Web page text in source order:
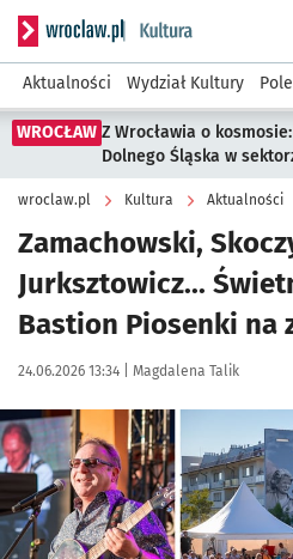
Serwis informacyjny wroclaw.pl
Aktualności Wydział Kultury
WROCŁAW Z Wrocławia o
Dolnego Śląska w
wroclaw.pl Kultura Aktualności
Zamachowski,
Jurksztowicz...
Bastion Piosenki na
Data publikacji:
24.06.2026 13:34 | Autor:
Magdalena Talik
Kliknij, aby zobaczyć galerię